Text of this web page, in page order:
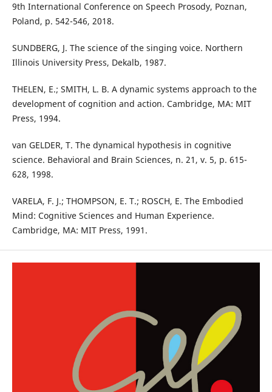
9th International Conference on Speech Prosody, Poznan,
Poland, p. 542-546, 2018.
SUNDBERG, J. The science of the singing voice. Northern
Illinois University Press, Dekalb, 1987.
THELEN, E.; SMITH, L. B. A dynamic systems approach to the
development of cognition and action. Cambridge, MA: MIT
Press, 1994.
van GELDER, T. The dynamical hypothesis in cognitive
science. Behavioral and Brain Sciences, n. 21, v. 5, p. 615-
628, 1998.
VARELA, F. J.; THOMPSON, E. T.; ROSCH, E. The Embodied
Mind: Cognitive Sciences and Human Experience.
Cambridge, MA: MIT Press, 1991.